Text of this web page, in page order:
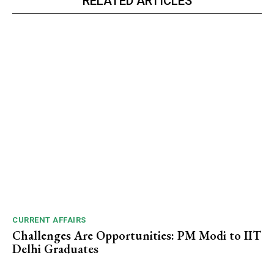
CURRENT AFFAIRS
Challenges Are Opportunities: PM Modi to IIT
Delhi Graduates